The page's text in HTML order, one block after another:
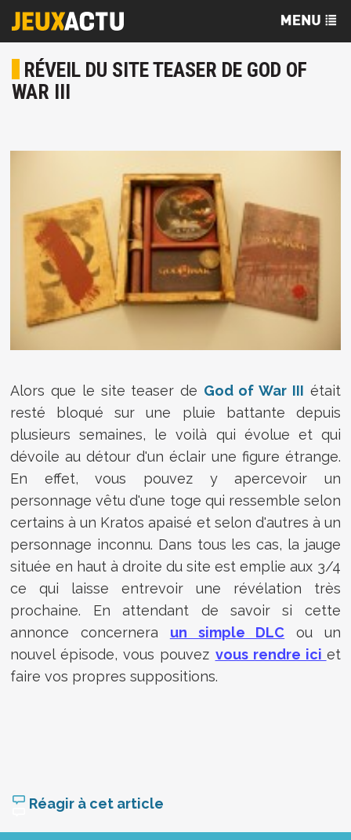
RÉVEIL DU SITE TEASER DE GOD OF
WAR III
Alors que le site teaser de God of War III était
resté bloqué sur une pluie battante depuis
plusieurs semaines, le voilà qui évolue et qui
dévoile au détour d'un éclair une figure étrange.
En effet, vous pouvez y apercevoir un
personnage vêtu d'une toge qui ressemble selon
certains à un Kratos apaisé et selon d'autres à un
personnage inconnu. Dans tous les cas, la jauge
située en haut à droite du site est emplie aux 3/4
ce qui laisse entrevoir une révélation très
prochaine. En attendant de savoir si cette
annonce concernera un simple DLC ou un
nouvel épisode, vous pouvez vous rendre ici et
faire vos propres suppositions.
Réagir à cet article